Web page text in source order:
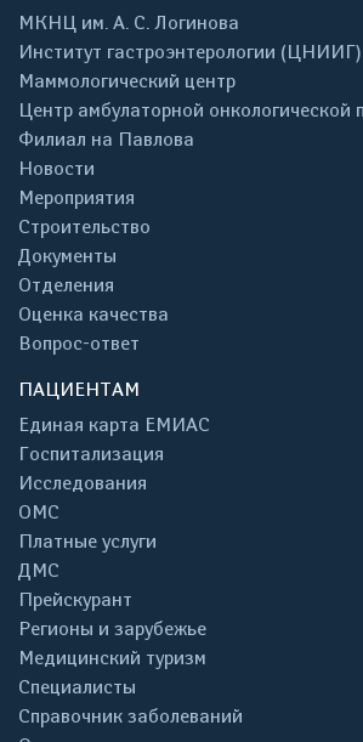
МКНЦ им. А. С. Логинова
Институт гастроэнтерологии (ЦНИИГ)
Маммологический центр
Центр амбулаторной онкологической
Филиал на Павлова
Новости
Мероприятия
Строительство
Документы
Отделения
Оценка качества
Вопрос-ответ
ПАЦИЕНТАМ
Единая карта ЕМИАС
Госпитализация
Исследования
ОМС
Платные услуги
ДМС
Прейскурант
Регионы и зарубежье
Медицинский туризм
Специалисты
Справочник заболеваний